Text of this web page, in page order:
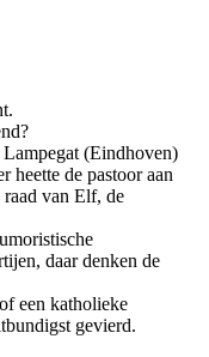
(Eindhoven)
heette de pastoor aan
van Elf, de
daar denken de
een katholieke
gevierd.